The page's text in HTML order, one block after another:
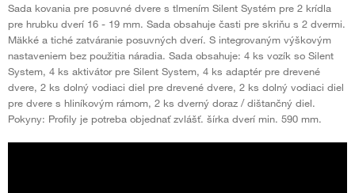
Sada kovania pre posuvné dvere s tlmením Silent Systém pre 2 krídla
pre hrubku dverí 16 - 19 mm. Sada obsahuje časti pre skriňu s 2 dvermi.
Mäkké a tiché zatváranie posuvných dverí. S integrovaným výškovým
nastaveniem bez použitia náradia. Sada obsahuje: 4 ks vozík so Silent
System, 4 ks aktivátor pre Silent System, 4 ks adaptér pre drevené
dvere, 2 ks dolný vodiaci diel pre drevené dvere, 2 ks dolný vodiaci diel
pre dvere s hliníkovým rámom, 2 ks dverný doraz / dištančný diel.
Pokyny: Profily je potreba objednať zvlášť. šírka dverí min. 590 mm.